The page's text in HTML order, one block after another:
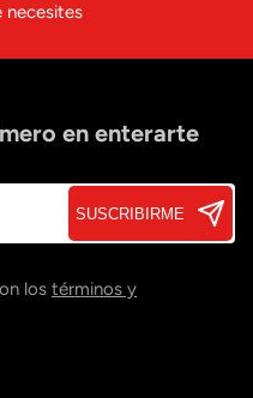
necesites
en enterarte
SUSCRIBIRME
los términos y